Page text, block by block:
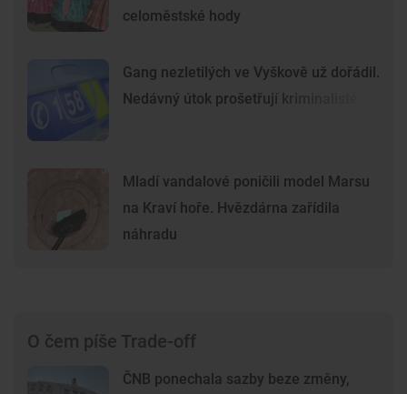
celoměstské hody
Gang nezletilých ve Vyškově už dořádil.
Nedávný útok prošetřují kriminalisté
Mladí vandalové poničili model Marsu
na Kraví hoře. Hvězdárna zařídila
náhradu
O čem píše Trade-off
ČNB ponechala sazby beze změny,